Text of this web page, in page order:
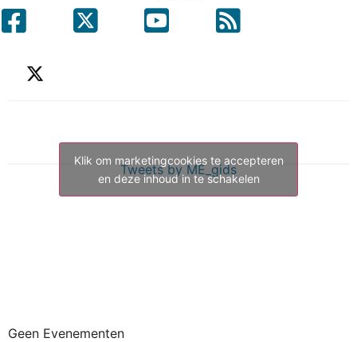
Tweets by ME_gids
Klik om marketingcookies te accepteren
en deze inhoud in te schakelen
Geen Evenementen